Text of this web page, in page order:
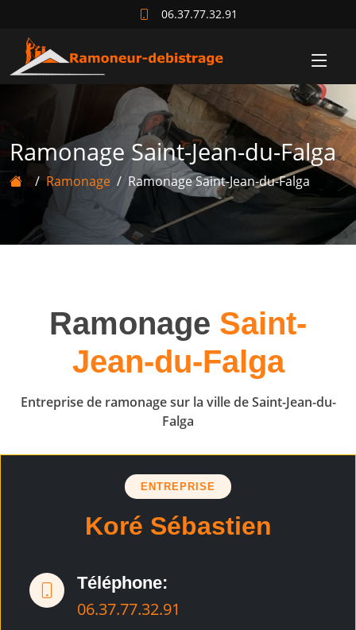
06.37.77.32.91
Ramonage Saint-Jean-du-Falga
Ramonage Ramonage Saint-Jean-du-Falga
Ramonage Saint-
Jean-du-Falga
Entreprise de ramonage sur la ville de Saint-Jean-du-
Falga
ENTREPRISE
Koré Sébastien
Téléphone:
06.37.77.32.91